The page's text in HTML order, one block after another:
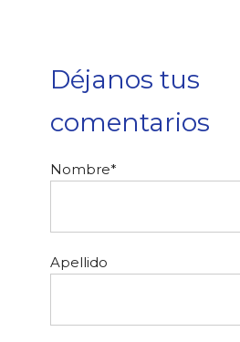
Déjanos tus
comentarios
Nombre*
Apellido